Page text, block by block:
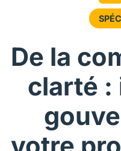
Solutions de main-
Secteurs
Perspectives
Connexion contractuel
De la
clarté :